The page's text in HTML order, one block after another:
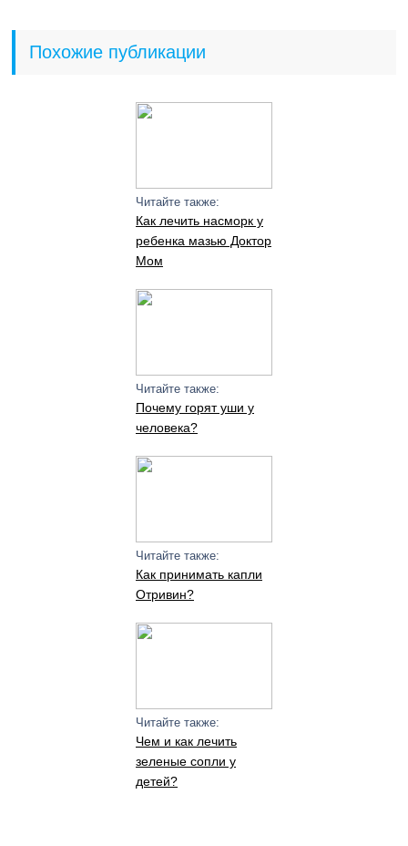
Похожие публикации
Читайте также:
Как лечить насморк у
ребенка мазью Доктор
Мом
Читайте также:
Почему горят уши у
человека?
Читайте также:
Как принимать капли
Отривин?
Читайте также:
Чем и как лечить
зеленые сопли у
детей?